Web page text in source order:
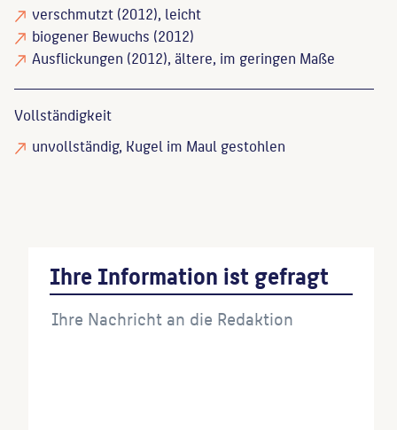
verschmutzt(2012), leicht
biogener Bewuchs (2012)
Ausflickungen (2012), ältere, im geringen Maße
Vollständigkeit
unvollständig, Kugel im Maul gestohlen
Ihre Information ist gefragt